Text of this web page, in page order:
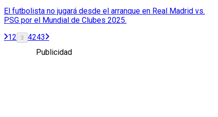
El futbolista no jugará desde el arranque en Real Madrid vs.
PSG por el Mundial de Clubes 2025.
12 3 4243
Publicidad